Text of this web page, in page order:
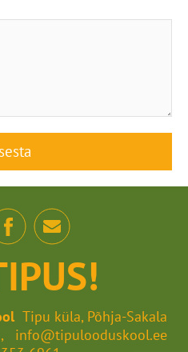
Tipu küla, Põhja-Sakala
info@tipulooduskool.ee